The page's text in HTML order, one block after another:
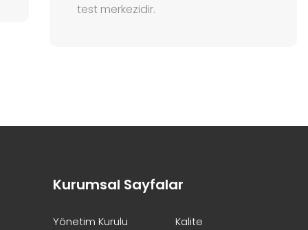
test merkezidir.
Kurumsal Sayfalar
Yönetim Kurulu
Kalite